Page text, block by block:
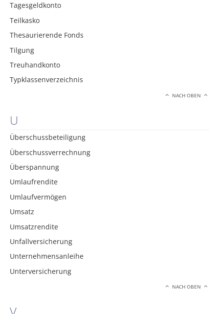
Tagesgeldkonto
Teilkasko
Thesaurierende Fonds
Tilgung
Treuhandkonto
Typklassenverzeichnis
NACH OBEN
U
Überschussbeteiligung
Überschussverrechnung
Überspannung
Umlaufrendite
Umlaufvermögen
Umsatz
Umsatzrendite
Unfallversicherung
Unternehmensanleihe
Unterversicherung
NACH OBEN